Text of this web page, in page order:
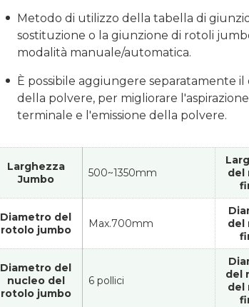
Metodo di utilizzo della tabella di
sostituzione o la giunzione di rotoli
modalità manuale/automatica.
È possibile aggiungere separatamente il
della polvere, per migliorare
terminale e l'emissione della polvere.
Larghezza
Jumbo
500~1350mm
del
Diametro del
rotolo jumbo
Max.700mm
del
Diametro del
nucleo del
rotolo jumbo
6 pollici
del
del